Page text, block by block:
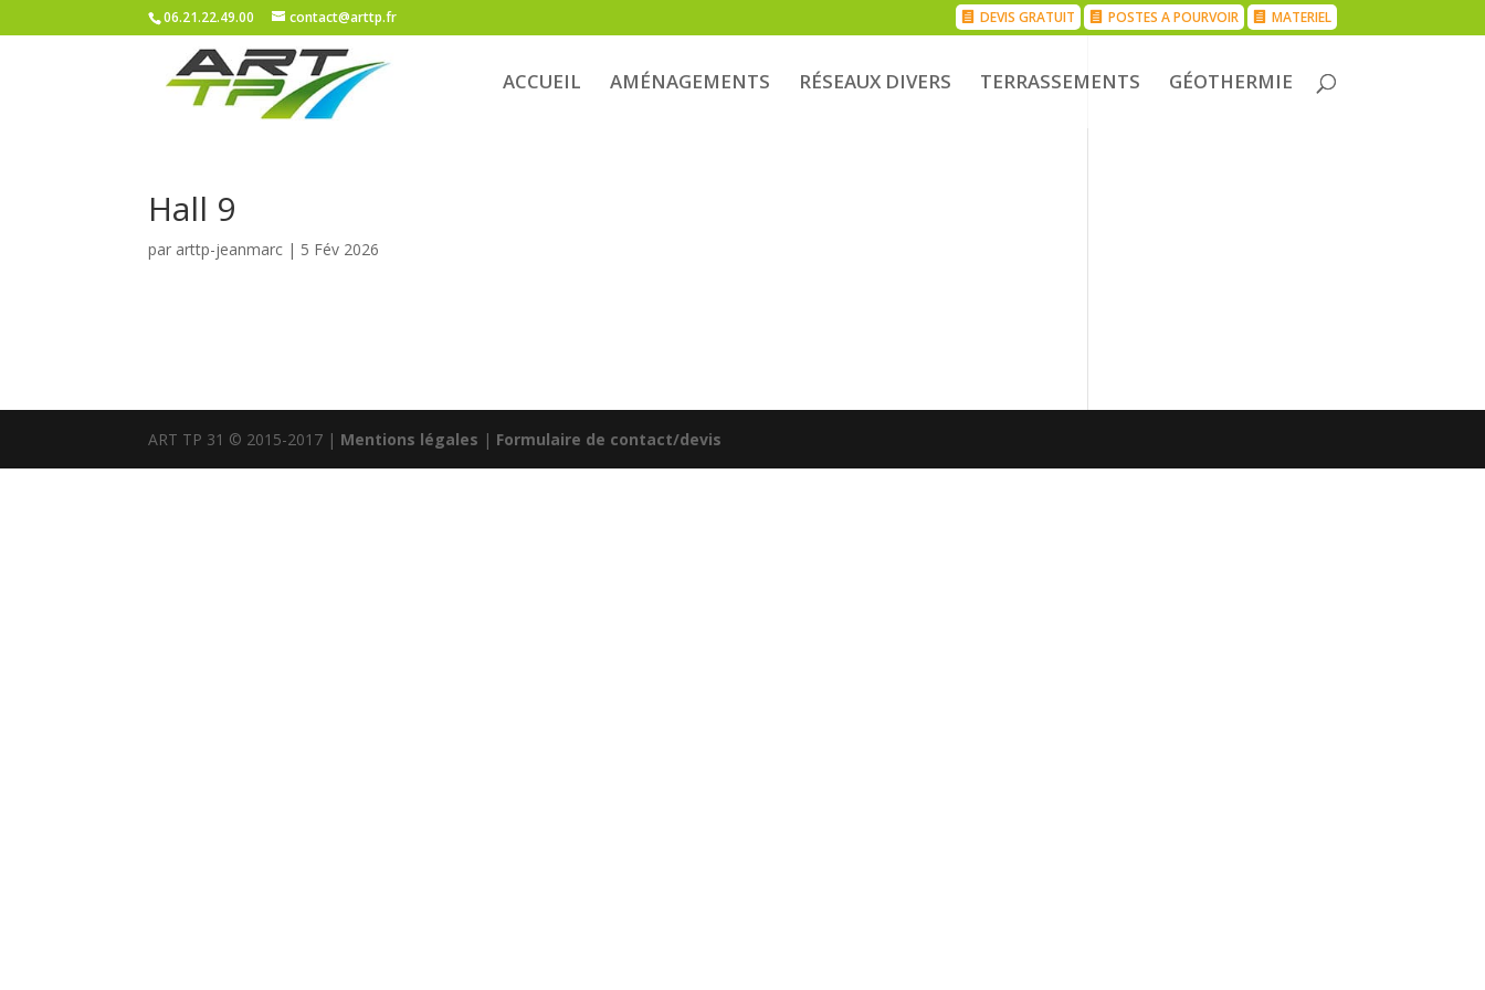
06.21.22.49.00 contact@arttp.fr DEVIS GRATUIT POSTES A POURVOIR MATERIEL
ACCUEIL AMÉNAGEMENTS RÉSEAUX DIVERS TERRASSEMENTS GÉOTHERMIE
Hall 9
par arttp-jeanmarc | 5 Fév 2026
ART TP 31 © 2015-2017 | Mentions légales | Formulaire de contact/devis